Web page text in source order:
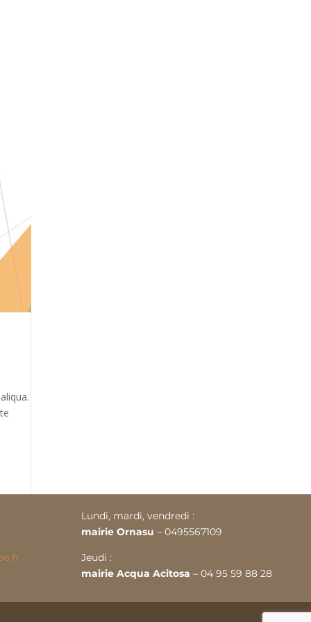
Lundi, mardi, vendredi :
mairie Ornasu – 0495567109
Jeudi :
mairie Acqua Acitosa – 04 95 59 88 28